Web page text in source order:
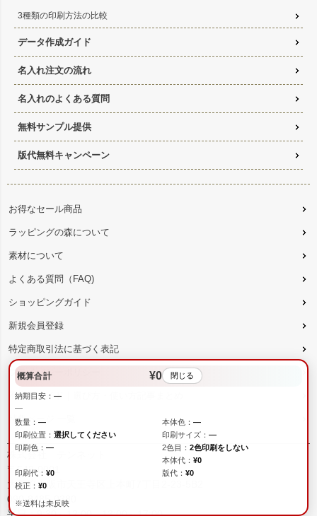
概算合計 ¥0 閉じる
納期目安： —
—
数量： — 本体色： —
印刷位置： 選択してください 印刷サイズ： —
印刷色： — 2色目： 2色印刷をしない
本体代： ¥0
印刷代： ¥0 版代： ¥0
校正： ¥0
※送料は未反映
3種類の印刷方法の比較
データ作成ガイド
名入れ注文の流れ
名入れのよくある質問
無料サンプル提供
版代無料キャンペーン
お得なセール商品
ラッピングの森について
素材について
よくある質問（FAQ)
ショッピングガイド
新規会員登録
特定商取引法に基づく表記
プライバシーポリシー
不織布ガイド｜選び方・使い方記事まとめ
特集ページ 一覧
株式会社 テンネット
〒543-0001
大阪府大阪市天王寺区上本町7丁目2-23-5B2
090-8485-0380